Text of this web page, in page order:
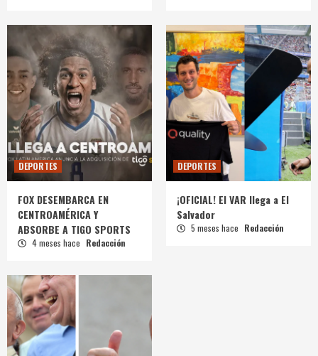
DEPORTES
FOX DESEMBARCA EN
CENTROAMÉRICA Y
ABSORBE A TIGO SPORTS
4 meses hace Redacción
DEPORTES
¡OFICIAL! El VAR llega a El
Salvador
5 meses hace Redacción